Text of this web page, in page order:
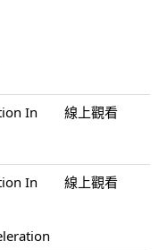
In
線上觀看
In
線上觀看